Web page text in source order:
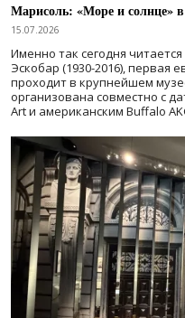
Марисоль: «Море и солнце»
15.07.2026
Именно так сегодня
Эскобар (1930-2016), первая
проходит в крупнейшем
организована совместно с
Art и американским Buffalo